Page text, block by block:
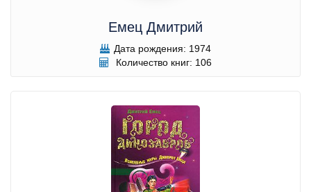
Емец Дмитрий
Дата рождения: 1974
Количество книг: 106